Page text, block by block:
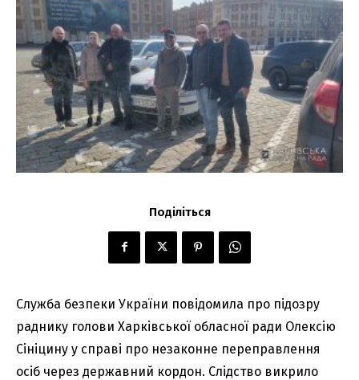
Поділіться
Служба безпеки України повідомила про підозру
раднику голови Харківської обласної ради Олексію
Сініцину у справі про незаконне переправлення
осіб через державний кордон. Слідство викрило